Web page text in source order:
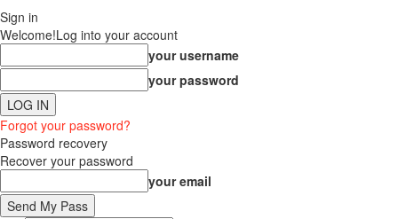
Sign in
Welcome!Log into your account
your username
your password
Forgot your password?
Password recovery
Recover your password
your email